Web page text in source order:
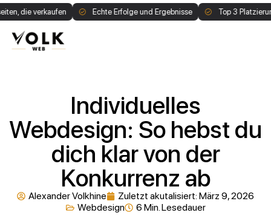
verkaufen Echte Erfolge und Ergebnisse Top 3 Platzierung auf
Individuelles
Webdesign: So hebst du
dich klar von der
Konkurrenz ab
Alexander Volkhine Zuletzt akutalisiert: März 9, 2026
Webdesign
6 Min. Lesedauer